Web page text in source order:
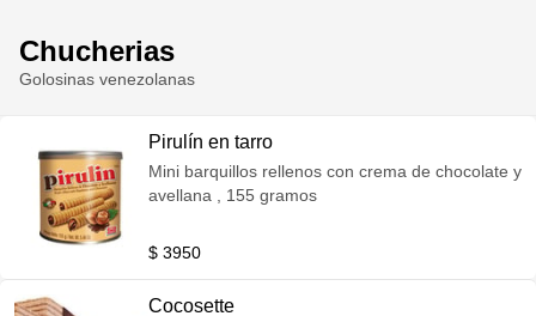
Chucherias
Golosinas venezolanas
Pirulín en tarro
Mini barquillos rellenos con crema de chocolate y
avellana , 155 gramos
$ 3950
Cocosette